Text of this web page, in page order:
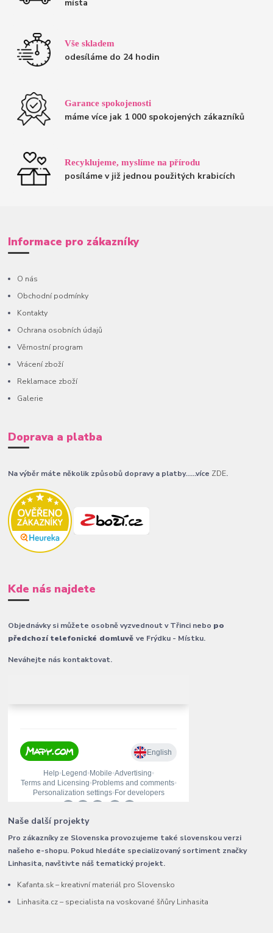
místa
Vše skladem
odesíláme do 24 hodin
Garance spokojenosti
máme více jak 1 000 spokojených zákazníků
Recyklujeme, myslíme na přírodu
posíláme v již jednou použitých krabicích
Informace pro zákazníky
O nás
Obchodní podmínky
Kontakty
Ochrana osobních údajů
Věrnostní program
Vrácení zboží
Reklamace zboží
Galerie
Doprava a platba
Na výběr máte několik způsobů dopravy a platby......více ZDE.
Kde nás najdete
Objednávky si můžete osobně vyzvednout v Třinci nebo po
předchozí telefonické domluvěve Frýdku - Místku.
Neváhejte nás kontaktovat.
Naše další projekty
Pro zákazníky ze Slovenska provozujeme také slovenskou verzi
našeho e-shopu. Pokud hledáte specializovaný sortiment značky
Linhasita, navštivte náš tematický projekt.
Kafanta.sk – kreativní materiál pro Slovensko
Linhasita.cz – specialista na voskované šňůry Linhasita